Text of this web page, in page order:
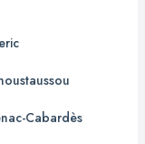
Cabardès